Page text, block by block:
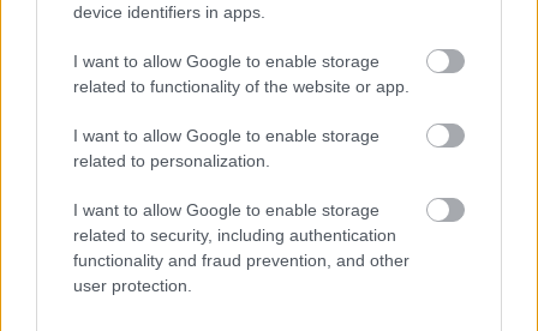
device identifiers in apps.
I want to allow Google to enable storage
related to functionality of the website or app.
I want to allow Google to enable storage
related to personalization.
I want to allow Google to enable storage
related to security, including authentication
functionality and fraud prevention, and other
user protection.
Πυροσβεστική Φωτιά Πυρκαγιά